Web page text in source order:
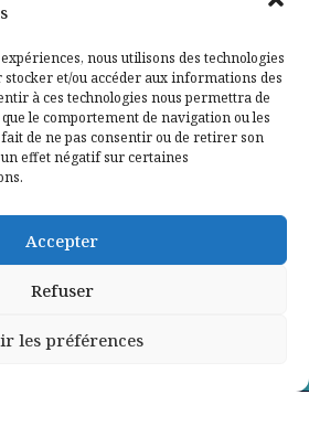
nous utilisons des technologies
stocker et/ou accéder aux informations des
à ces technologies nous permettra de
le comportement de navigation ou les
de ne pas consentir ou de retirer son
effet négatif sur certaines
Accepter
Refuser
les préférences